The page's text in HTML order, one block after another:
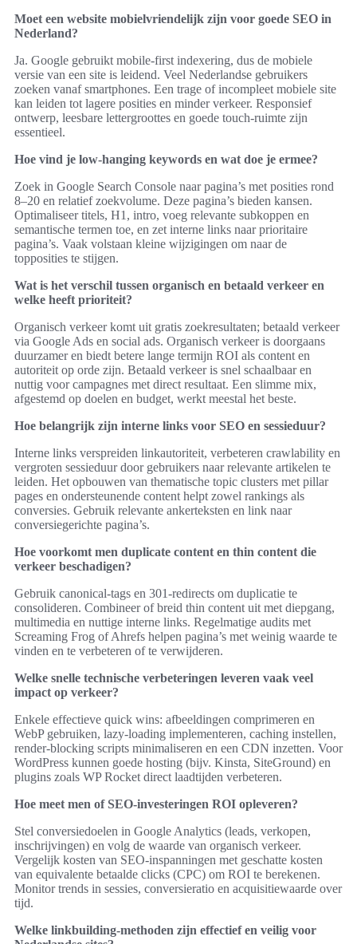
Moet een website mobielvriendelijk zijn voor goede SEO in
Nederland?
Ja. Google gebruikt mobile-first indexering, dus de mobiele
versie van een site is leidend. Veel Nederlandse gebruikers
zoeken vanaf smartphones. Een trage of incompleet mobiele site
kan leiden tot lagere posities en minder verkeer. Responsief
ontwerp, leesbare lettergroottes en goede touch-ruimte zijn
essentieel.
Hoe vind je low-hanging keywords en wat doe je ermee?
Zoek in Google Search Console naar pagina’s met posities rond
8–20 en relatief zoekvolume. Deze pagina’s bieden kansen.
Optimaliseer titels, H1, intro, voeg relevante subkoppen en
semantische termen toe, en zet interne links naar prioritaire
pagina’s. Vaak volstaan kleine wijzigingen om naar de
topposities te stijgen.
Wat is het verschil tussen organisch en betaald verkeer en
welke heeft prioriteit?
Organisch verkeer komt uit gratis zoekresultaten; betaald verkeer
via Google Ads en social ads. Organisch verkeer is doorgaans
duurzamer en biedt betere lange termijn ROI als content en
autoriteit op orde zijn. Betaald verkeer is snel schaalbaar en
nuttig voor campagnes met direct resultaat. Een slimme mix,
afgestemd op doelen en budget, werkt meestal het beste.
Hoe belangrijk zijn interne links voor SEO en sessieduur?
Interne links verspreiden linkautoriteit, verbeteren crawlability en
vergroten sessieduur door gebruikers naar relevante artikelen te
leiden. Het opbouwen van thematische topic clusters met pillar
pages en ondersteunende content helpt zowel rankings als
conversies. Gebruik relevante ankerteksten en link naar
conversiegerichte pagina’s.
Hoe voorkomt men duplicate content en thin content die
verkeer beschadigen?
Gebruik canonical-tags en 301-redirects om duplicatie te
consolideren. Combineer of breid thin content uit met diepgang,
multimedia en nuttige interne links. Regelmatige audits met
Screaming Frog of Ahrefs helpen pagina’s met weinig waarde te
vinden en te verbeteren of te verwijderen.
Welke snelle technische verbeteringen leveren vaak veel
impact op verkeer?
Enkele effectieve quick wins: afbeeldingen comprimeren en
WebP gebruiken, lazy-loading implementeren, caching instellen,
render-blocking scripts minimaliseren en een CDN inzetten. Voor
WordPress kunnen goede hosting (bijv. Kinsta, SiteGround) en
plugins zoals WP Rocket direct laadtijden verbeteren.
Hoe meet men of SEO-investeringen ROI opleveren?
Stel conversiedoelen in Google Analytics (leads, verkopen,
inschrijvingen) en volg de waarde van organisch verkeer.
Vergelijk kosten van SEO-inspanningen met geschatte kosten
van equivalente betaalde clicks (CPC) om ROI te berekenen.
Monitor trends in sessies, conversieratio en acquisitiewaarde over
tijd.
Welke linkbuilding-methoden zijn effectief en veilig voor